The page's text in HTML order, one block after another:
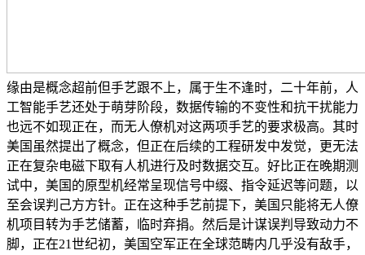
缘由是概念超前但手艺跟不上，属于生不逢时，二十年前，人
工智能手艺还处于萌芽阶段，数据传输的不变性和抗干扰能力
也远不如现正在，而无人僚机对这两项手艺的要求极高。其时
美国虽然提出了概念，但正在后续的工程研发中发觉，更无法
正在复杂电磁下取有人机进行及时数据交互。好比正在晚期测
试中，美国的原型机经常呈现信号中缀、指令延迟等问题，以
至会误判己方方针。正在这种手艺前提下，美国只能将无人僚
机项目转为手艺储蓄，临时弃捐。然后是计谋误判导致动力不
脚，正在21世纪初，美国空军正在全球范畴内几乎没有敌手，